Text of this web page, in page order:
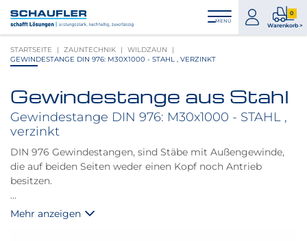
Inhalt
Hauptnavigation
Footernavigation
Logo
Schaufler
verlinkt
zur
MENÜ
zum
Konto
0
Warenkorb >
0
STARTSEITE ZAUNTECHNIK
WILDZAUN
GEWINDESTANGE DIN 976: M30X1000 - STAHL , VERZINKT
Produktbilder
Gewindestange aus Stahl
Gewindestange DIN 976: M30x1000 - STAHL ,
verzinkt
DIN 976 Gewindestangen, sind Stäbe mit Außengewinde,
die auf beiden Seiten weder einen Kopf noch Antrieb
besitzen.
Hinweis:
Mehr anzeigen